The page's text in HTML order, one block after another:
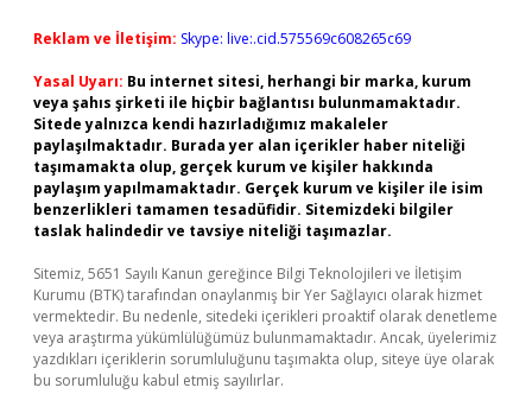
Reklam ve İletişim: Skype: live:.cid.575569c608265c69
Yasal Uyarı: Bu internet sitesi, herhangi bir marka, kurum
veya şahıs şirketi ile hiçbir bağlantısı bulunmamaktadır.
Sitede yalnızca kendi hazırladığımız makaleler
paylaşılmaktadır. Burada yer alan içerikler haber niteliği
taşımamakta olup, gerçek kurum ve kişiler hakkında
paylaşım yapılmamaktadır. Gerçek kurum ve kişiler ile isim
benzerlikleri tamamen tesadüfidir. Sitemizdeki bilgiler
taslak halindedir ve tavsiye niteliği taşımazlar.
Sitemiz, 5651 Sayılı Kanun gereğince Bilgi Teknolojileri ve İletişim
Kurumu (BTK) tarafından onaylanmış bir Yer Sağlayıcı olarak hizmet
vermektedir. Bu nedenle, sitedeki içerikleri proaktif olarak denetleme
veya araştırma yükümlülüğümüz bulunmamaktadır. Ancak, üyelerimiz
yazdıkları içeriklerin sorumluluğunu taşımakta olup, siteye üye olarak
bu sorumluluğu kabul etmiş sayılırlar.